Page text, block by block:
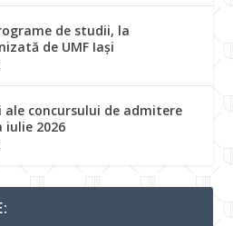
de studii, la
de UMF Iași
concursului de admitere
iulie 2026